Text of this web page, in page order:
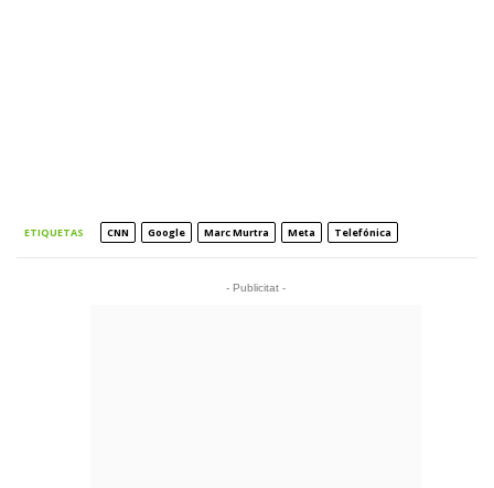
ETIQUETAS CNN Google Marc Murtra Meta Telefónica
- Publicitat -